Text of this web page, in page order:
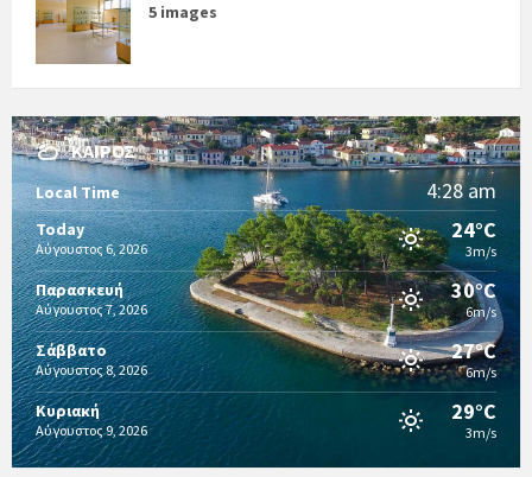
5 images
ΚΑΙΡΌΣ
Local Time 4:28 am
Today
Αύγουστος 6, 2026
24°C
3m/s
Παρασκευή
Αύγουστος 7, 2026
30°C
6m/s
Σάββατο
Αύγουστος 8, 2026
27°C
6m/s
Κυριακή
Αύγουστος 9, 2026
29°C
3m/s